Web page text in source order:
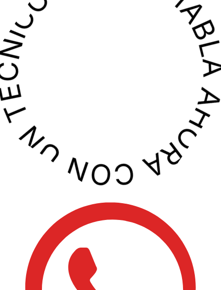
INMEDIATA · HABLA
INMEDIATA · HABLA